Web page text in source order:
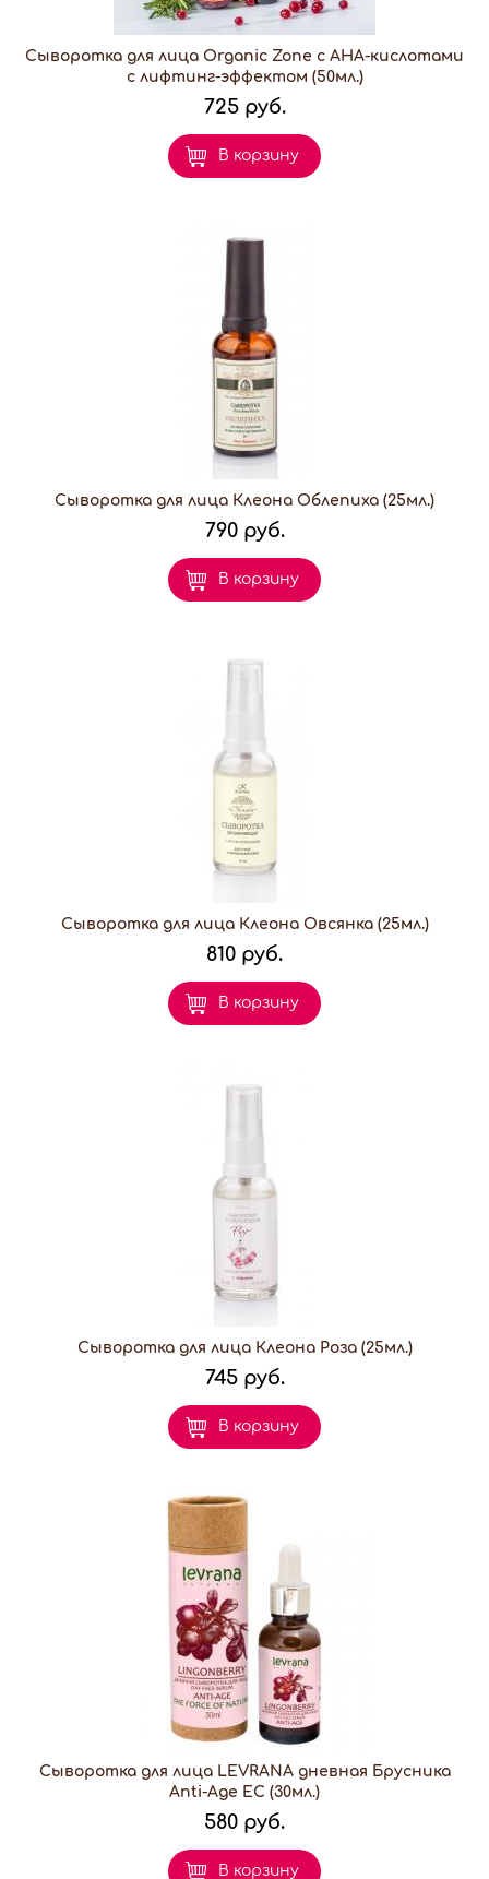
Сыворотка для лица Organic Zone с АНА-кислотами
с лифтинг-эффектом (50мл.)
725 руб.
В корзину
Сыворотка для лица Клеона Облепиха (25мл.)
790 руб.
В корзину
Сыворотка для лица Клеона Овсянка (25мл.)
810 руб.
В корзину
Сыворотка для лица Клеона Роза (25мл.)
745 руб.
В корзину
Сыворотка для лица LEVRANA дневная Брусника
Anti-Age EC (30мл.)
580 руб.
В корзину